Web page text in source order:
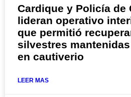
Cardique y Policía de
lideran operativo
que permitió
silvestres
en cautiverio
LEER MAS